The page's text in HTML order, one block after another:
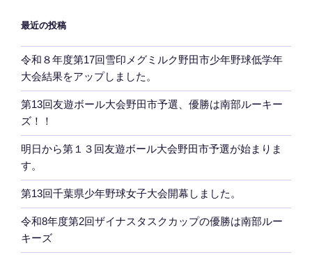
最近の投稿
令和８年度第17回雪印メグミルク野田市少年野球低学年
大会結果をアップしました。
第13回友遊ボール大会野田市予選、優勝は南部ルーキー
ズ！！
明日から第１３回友遊ボール大会野田市予選が始まりま
す。
第13回千葉県少年野球女子大会開幕しました。
令和8年度第2回ザイナスタスクカップの優勝は南部ルー
キーズ